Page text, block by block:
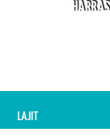
LAJIT